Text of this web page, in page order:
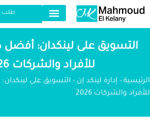
طلب
التسويق على لينكدان: أفضل
للأفراد والشركات 2026
الرئيسية - إدارة لينكد إن - التسويق على
للأفراد والشركات 2026